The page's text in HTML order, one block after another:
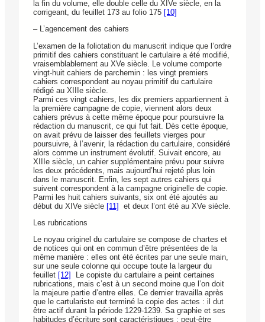
la fin du volume, elle double celle du XIVe siècle, en la
corrigeant, du feuillet 173 au folio 175 [10]
– L’agencement des cahiers
L’examen de la foliotation du manuscrit indique que l’ordre
primitif des cahiers constituant le cartulaire a été modifié,
vraisemblablement au XVe siècle. Le volume comporte
vingt-huit cahiers de parchemin : les vingt premiers
cahiers correspondent au noyau primitif du cartulaire
rédigé au XIIIe siècle.
Parmi ces vingt cahiers, les dix premiers appartiennent à
la première campagne de copie, viennent alors deux
cahiers prévus à cette même époque pour poursuivre la
rédaction du manuscrit, ce qui fut fait. Dès cette époque,
on avait prévu de laisser des feuillets vierges pour
poursuivre, à l’avenir, la rédaction du cartulaire, considéré
alors comme un instrument évolutif. Suivait encore, au
XIIIe siècle, un cahier supplémentaire prévu pour suivre
les deux précédents, mais aujourd’hui rejeté plus loin
dans le manuscrit. Enfin, les sept autres cahiers qui
suivent correspondent à la campagne originelle de copie.
Parmi les huit cahiers suivants, six ont été ajoutés au
début du XIVe siècle [11] et deux l’ont été au XVe siècle.
Les rubrications
Le noyau originel du cartulaire se compose de chartes et
de notices qui ont en commun d’être présentées de la
même manière : elles ont été écrites par une seule main,
sur une seule colonne qui occupe toute la largeur du
feuillet [12]
Le copiste du cartulaire a peint certaines
rubrications, mais c’est à un second moine que l’on doit
la majeure partie d’entre elles. Ce dernier travailla après
que le cartulariste eut terminé la copie des actes : il dut
être actif durant la période 1229-1239. Sa graphie et ses
habitudes d’écriture sont caractéristiques : peut-être